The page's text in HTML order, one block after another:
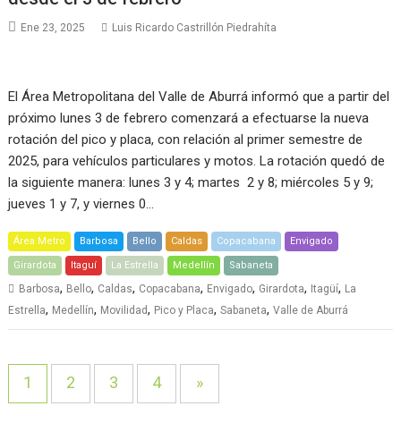
Ene 23, 2025 Luis Ricardo Castrillón Piedrahíta
El Área Metropolitana del Valle de Aburrá informó que a partir del
próximo lunes 3 de febrero comenzará a efectuarse la nueva
rotación del pico y placa, con relación al primer semestre de
2025, para vehículos particulares y motos. La rotación quedó de
la siguiente manera: lunes 3 y 4; martes 2 y 8; miércoles 5 y 9;
jueves 1 y 7, y viernes 0…
Área Metro Barbosa Bello Caldas Copacabana Envigado
Girardota Itaguí La Estrella Medellín Sabaneta
Barbosa, Bello, Caldas, Copacabana, Envigado, Girardota, Itagüí, La
Estrella, Medellín, Movilidad, Pico y Placa,Sabaneta,Valle de Aburrá
1 2 3 4 »